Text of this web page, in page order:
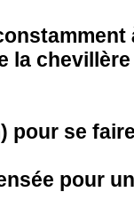
la
pour se
pour